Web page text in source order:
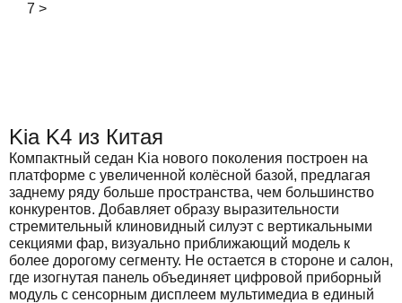
7 >
Kia K4 из Китая
Компактный седан Kia нового поколения построен на
платформе с увеличенной колёсной базой, предлагая
заднему ряду больше пространства, чем большинство
конкурентов. Добавляет образу выразительности
стремительный клиновидный силуэт с вертикальными
секциями фар, визуально приближающий модель к
более дорогому сегменту. Не остается в стороне и салон,
где изогнутая панель объединяет цифровой приборный
модуль с сенсорным дисплеем мультимедиа в единый